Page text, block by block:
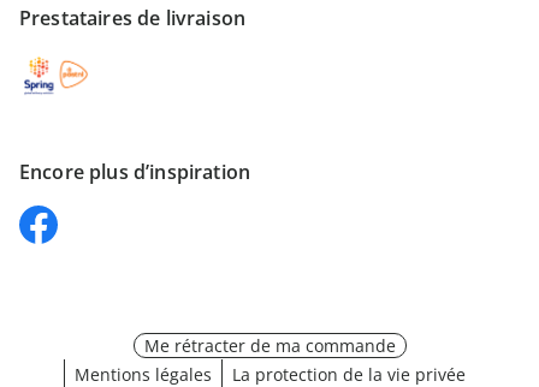
Prestataires de livraison
Encore plus d’inspiration
Me rétracter de ma commande
Mentions légales
La protection de la vie privée